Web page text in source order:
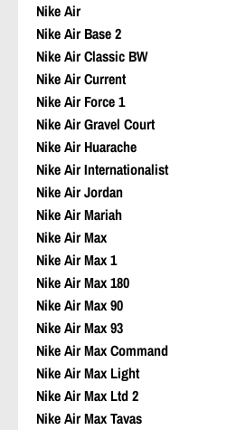
Nike Air
Nike Air Base 2
Nike Air Classic BW
Nike Air Current
Nike Air Force 1
Nike Air Gravel Court
Nike Air Huarache
Nike Air Internationalist
Nike Air Jordan
Nike Air Mariah
Nike Air Max
Nike Air Max 1
Nike Air Max 180
Nike Air Max 90
Nike Air Max 93
Nike Air Max Command
Nike Air Max Light
Nike Air Max Ltd 2
Nike Air Max Tavas